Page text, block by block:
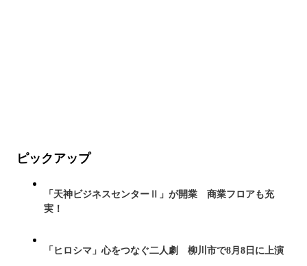
ピックアップ
「天神ビジネスセンターⅡ」が開業 商業フロアも充
実！
「ヒロシマ」心をつなぐ二人劇 柳川市で8月8日に上演